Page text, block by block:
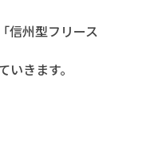
信州型フリース
きます。